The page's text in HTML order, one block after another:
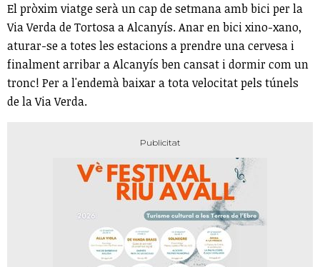
El pròxim viatge serà un cap de setmana amb bici per la
Via Verda de Tortosa a Alcanyís. Anar en bici xino-xano,
aturar-se a totes les estacions a prendre una cervesa i
finalment arribar a Alcanyís ben cansat i dormir com un
tronc! Per a l'endemà baixar a tota velocitat pels túnels
de la Via Verda.